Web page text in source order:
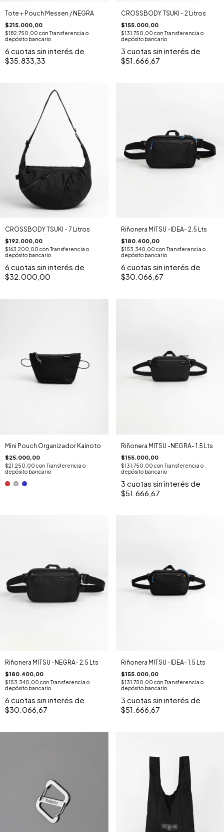
Tote + Pouch Messen / NEGRA
$215.000,00
$182.750,00 con Transferencia o
depósito bancario
6 cuotas sin interés de
$35.833,33
CROSSBODY TSUKI - 2 Litros
$155.000,00
$131.750,00 con Transferencia o
depósito bancario
3 cuotas sin interés de
$51.666,67
CROSSBODY TSUKI - 7 Litros
$192.000,00
$163.200,00 con Transferencia o
depósito bancario
6 cuotas sin interés de
$32.000,00
Riñonera MITSU -IDEA- 2.5 Lts
$180.400,00
$153.340,00 con Transferencia o
depósito bancario
6 cuotas sin interés de
$30.066,67
Mini Pouch Organizador Kainoto
$25.000,00
$21.250,00 con Transferencia o
depósito bancario
Riñonera MITSU -NEGRA- 1.5 Lts
$155.000,00
$131.750,00 con Transferencia o
depósito bancario
3 cuotas sin interés de
$51.666,67
Riñonera MITSU -NEGRA- 2.5 Lts
$180.400,00
$153.340,00 con Transferencia o
depósito bancario
6 cuotas sin interés de
$30.066,67
Riñonera MITSU -IDEA- 1.5 Lts
$155.000,00
$131.750,00 con Transferencia o
depósito bancario
3 cuotas sin interés de
$51.666,67